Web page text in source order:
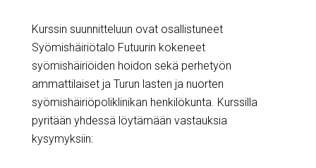
Kurssin suunnitteluun ovat osallistuneet
Syömishäiriötalo Futuurin kokeneet
syömishäiriöiden hoidon sekä perhetyön
ammattilaiset ja Turun lasten ja nuorten
syömishäiriöpoliklinikan henkilökunta. Kurssilla
pyritään yhdessä löytämään vastauksia
kysymyksiin: